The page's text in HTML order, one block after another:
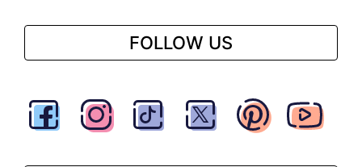
FOLLOW US